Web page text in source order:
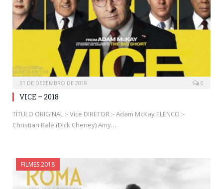
31 DE DEZEMBRO DE 2018 0
VICE – 2018
TÍTULO ORIGINAL :- Vice DIRETOR :- Adam McKay ELENCO :-
Christian Bale (Dick Cheney) Amy…
FILMES 2018